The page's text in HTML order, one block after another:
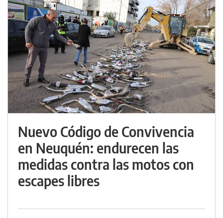
Nuevo Código de Convivencia
en Neuquén: endurecen las
medidas contra las motos con
escapes libres